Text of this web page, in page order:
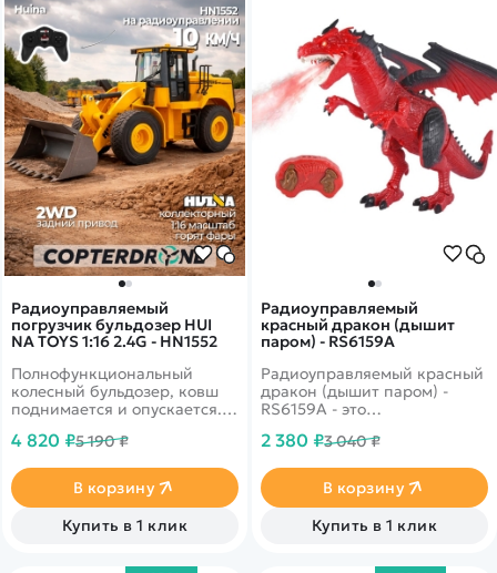
Радиоуправляемый
погрузчик бульдозер HUI
NA TOYS 1:16 2.4G - HN1552
Полнофункциональный
колесный бульдозер, ковш
поднимается и опускается.
Звуковые и световые
4 820 ₽5 190 ₽
В корзину
Купить в 1 клик
Радиоуправляемый
красный дракон (дышит
паром) - RS6159A
Радиоуправляемый красный
дракон (дышит паром) -
RS6159A - это
звуковыми и световыми
дышит паром и машет
крыльями. Игрушку
необходимо заправить
2 380 ₽3 040 ₽
В корзину
Купить в 1 клик